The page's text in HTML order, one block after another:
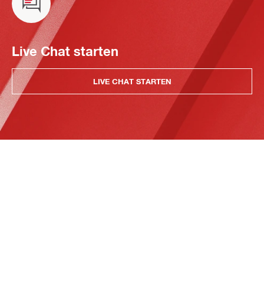
Live Chat starten
LIVE CHAT STARTEN